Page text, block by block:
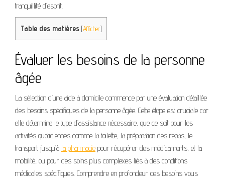
tranquillité d’esprit.
Table des matières [Afficher]
Évaluer les besoins de la personne
âgée
La sélection d’une aide à domicile commence par une évaluation détaillée
des besoins spécifiques de la personne âgée. Cette étape est cruciale car
elle détermine le type d’assistance nécessaire, que ce soit pour les
activités quotidiennes comme la toilette, la préparation des repas, le
transport jusqu’à la pharmacie pour récupérer des médicaments, et la
mobilité, ou pour des soins plus complexes liés à des conditions
médicales spécifiques. Comprendre en profondeur ces besoins vous